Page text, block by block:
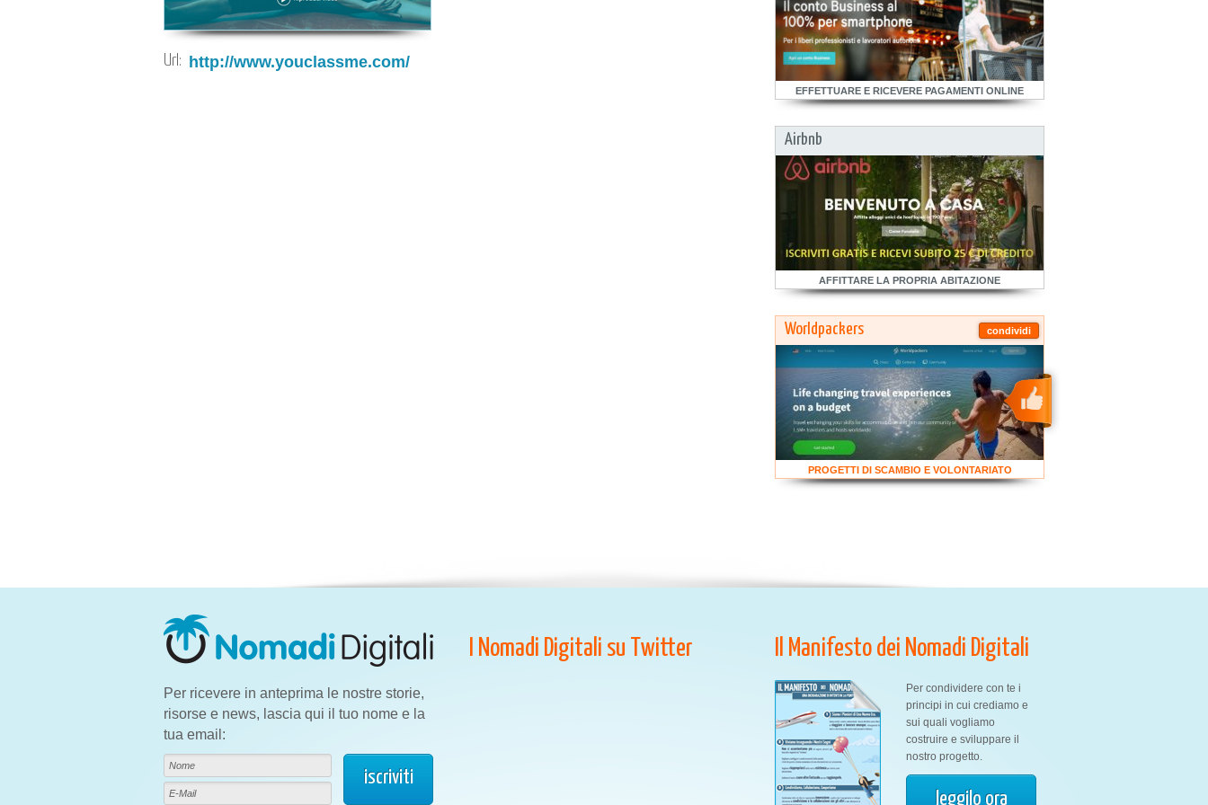
Url: http://www.youclassme.com/
EFFETTUARE E RICEVERE PAGAMENTI ONLINE
Airbnb
AFFITTARE LA PROPRIA ABITAZIONE
condividi
Worldpackers
PROGETTI DI SCAMBIO E VOLONTARIATO
Per ricevere in anteprima le nostre storie,
risorse e news, lascia qui il tuo nome e la
tua email:
I Nomadi Digitali su Twitter Il Manifesto dei Nomadi Digitali
Per condividere con te i
principi in cui crediamo e
sui quali vogliamo
costruire e sviluppare il
nostro progetto.
leggilo ora